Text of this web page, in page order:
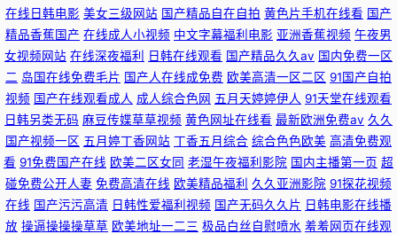
在线日韩电影 美女三级网站 国产精品自在自拍 黄色片手机在线看 国产
精品香蕉国产 在线成人小视频 中文字幕福利电影 亚洲香蕉视频 午夜男
女视频网站 在线深夜福利 日韩在线观看 国产精品久久av 国内免费一区
二 岛国在线免费毛片 国产人在线成免费 欧美高清一区二区 91国产自拍
视频 国产在线观看成人 成人综合色网 五月天婷婷伊人 91天堂在线观看
日韩另类无码 麻豆传媟草草视频 黄色网址在线看 最新欧洲免费av 久久
国产视频一区 五月婷丁香网站 丁香五月综合 综合色色欧美 高清免费观
看 91免费国产在线 欧美二区女同 老湿午夜福利影院 国内主播第一页 超
碰免费公开人妻 免费高清在线 欧美精品福利 久久亚洲影院 91探花视频
在线 国产污污高清 日韩性爱福利视频 国产无码久久片 日韩电影在线播
放 操逼操操操草草 欧美地址一二三 极品白丝自慰喷水 羞羞网页在线观